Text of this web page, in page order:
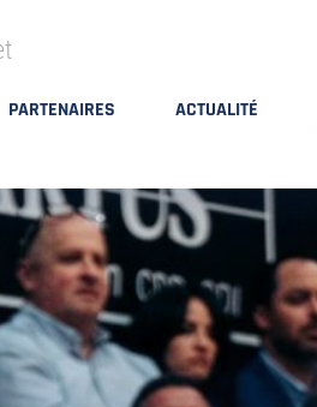
PARTENAIRES ACTUALITÉ